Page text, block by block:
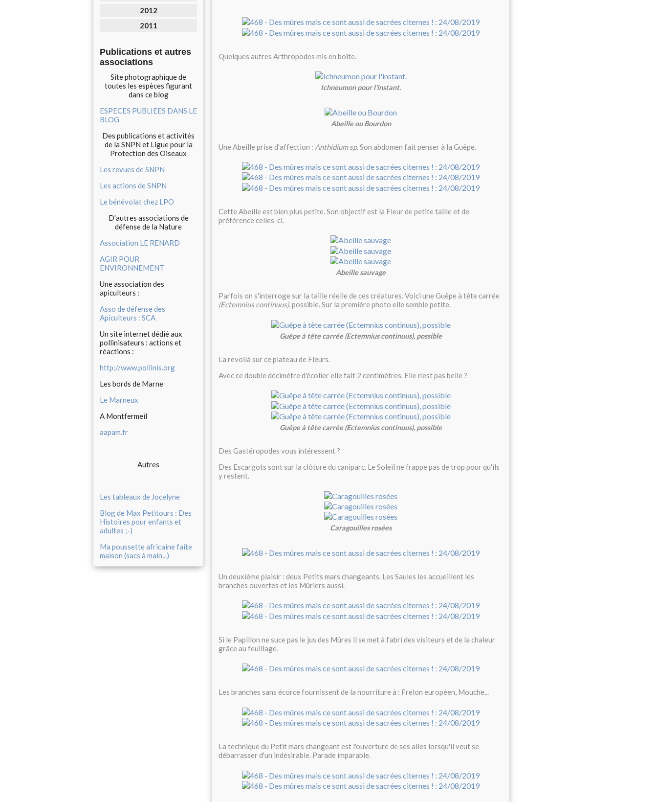
2012
2011
Publications et autres
associations
Site photographique de
toutes les espèces figurant
dans ce blog
ESPECES PUBLIEES DANS LE
BLOG
Des publications et activités
de la SNPN et Ligue pour la
Protection des Oiseaux
Les revues de SNPN
Les actions de SNPN
Le bénévolat chez LPO
D'autres associations de
défense de la Nature
Association LE RENARD
AGIR POUR
ENVIRONNEMENT
Une association des
apiculteurs :
Asso de défense des
Apiculteurs : SCA
Un site internet dédié aux
pollinisateurs : actions et
réactions :
http://www.pollinis.org
Les bords de Marne
Le Marneux
A Montfermeil
aapam.fr
Autres
Les tableaux de Jocelyne
Blog de Max Petitours : Des
Histoires pour enfants et
adultes ;-)
Ma poussette africaine faite
maison (sacs à main...)
Quelques autres Arthropodes mis en boîte.
Ichneumon pour l'instant.
Abeille ou Bourdon
Une Abeille prise d'affection : Anthidium sp. Son abdomen fait penser à la Guêpe.
Cette Abeille est bien plus petite. Son objectif est la Fleur de petite taille et de
préférence celles-ci.
Abeille sauvage
Parfois on s'interroge sur la taille réelle de ces créatures. Voici une Guêpe à tête carrée
(Ectemnius continuus), possible. Sur la première photo elle semble petite.
Guêpe à tête carrée (Ectemnius continuus), possible
La revoilà sur ce plateau de Fleurs.
Avec ce double décimètre d'écolier elle fait 2 centimètres. Elle n'est pas belle ?
Guêpe à tête carrée (Ectemnius continuus), possible
Des Gastéropodes vous intéressent ?
Des Escargots sont sur la clôture du caniparc. Le Soleil ne frappe pas de trop pour qu'ils
y restent.
Caragouilles rosées
Un deuxième plaisir : deux Petits mars changeants. Les Saules les accueillent les
branches ouvertes et les Mûriers aussi.
Si le Papillon ne suce pas le jus des Mûres il se met à l'abri des visiteurs et de la chaleur
grâce au feuillage.
Les branches sans écorce fournissent de la nourriture à : Frelon européen, Mouche...
La technique du Petit mars changeant est l'ouverture de ses ailes lorsqu'il veut se
débarrasser d'un indésirable. Parade imparable.